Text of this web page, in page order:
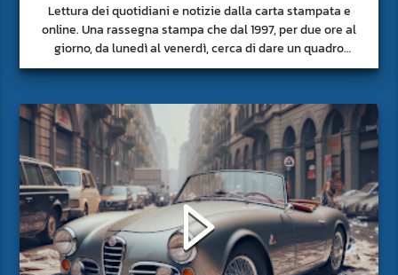
Lettura dei quotidiani e notizie dalla carta stampata e
online. Una rassegna stampa che dal 1997, per due ore al
giorno, da lunedì al venerdì, cerca di dare un quadro
approfondito delle notizie del giorno, senza fermarsi alla